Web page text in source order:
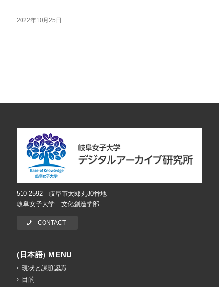
2022年10月25日
510-2592 岐阜市太郎丸80番地
岐阜女子大学 文化創造学部
CONTACT
(日本語) MENU
現状と課題認識
目的